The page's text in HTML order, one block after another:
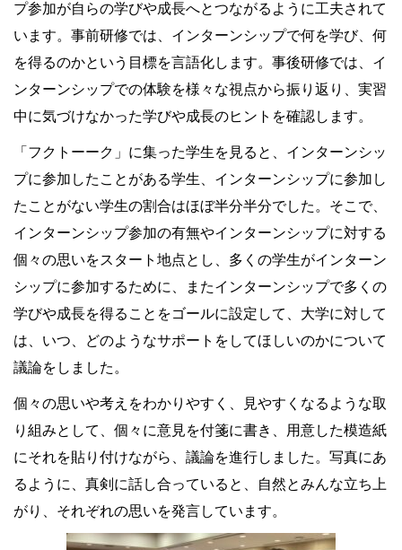
プ参加が自らの学びや成長へとつながるように工夫されて
います。事前研修では、インターンシップで何を学び、何
を得るのかという目標を言語化します。事後研修では、イ
ンターンシップでの体験を様々な視点から振り返り、実習
中に気づけなかった学びや成長のヒントを確認します。
「フクトーーク」に集った学生を見ると、インターンシッ
プに参加したことがある学生、インターンシップに参加し
たことがない学生の割合はほぼ半分半分でした。そこで、
インターンシップ参加の有無やインターンシップに対する
個々の思いをスタート地点とし、多くの学生がインターン
シップに参加するために、またインターンシップで多くの
学びや成長を得ることをゴールに設定して、大学に対して
は、いつ、どのようなサポートをしてほしいのかについて
議論をしました。
個々の思いや考えをわかりやすく、見やすくなるような取
り組みとして、個々に意見を付箋に書き、用意した模造紙
にそれを貼り付けながら、議論を進行しました。写真にあ
るように、真剣に話し合っていると、自然とみんな立ち上
がり、それぞれの思いを発言しています。